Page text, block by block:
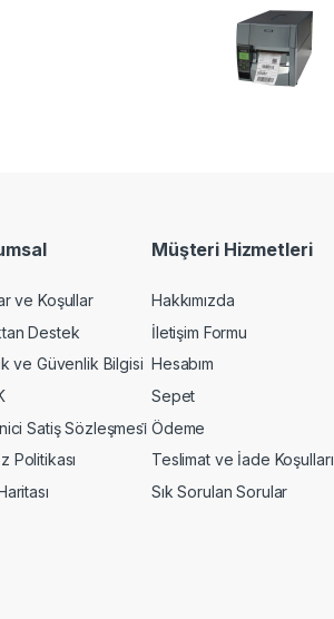
ve Koşullar
Destek
ve Güvenlik Bilgisi
Satiş Sözleşmesi̇
Politikası
Müşteri Hizmetleri
Hakkımızda
İletişim Formu
Hesabım
Sepet
Ödeme
Teslimat ve İade Koşulları
Sık Sorulan Sorular